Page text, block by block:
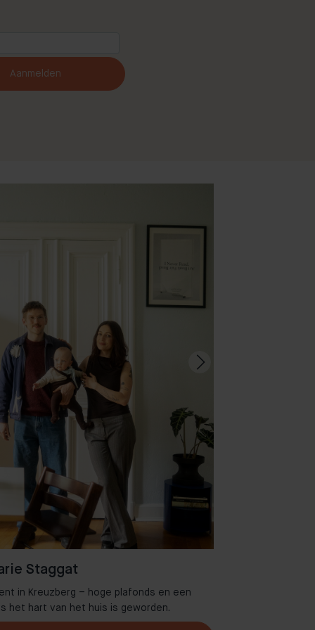
Aanmelden
Staggat
in Kreuzberg – hoge plafonds en een
het hart van het huis is geworden.